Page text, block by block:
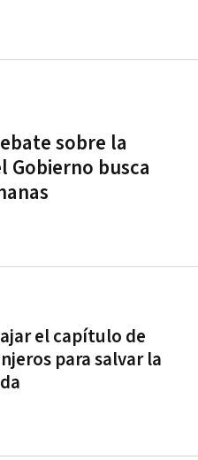
sobre la
Gobierno busca
el capítulo de
para salvar la